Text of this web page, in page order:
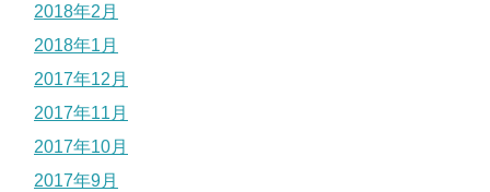
2018年2月
2018年1月
2017年12月
2017年11月
2017年10月
2017年9月